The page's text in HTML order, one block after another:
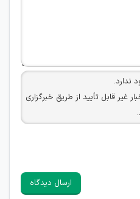
ندارد.
غیر قابل تأیید از طریق خبرگزاری
وجود ندارد.
به هر طریقی قصد مأیوس کردن
سایر افراد (مسئول و غیر مسئول)
ارسال دیدگاه